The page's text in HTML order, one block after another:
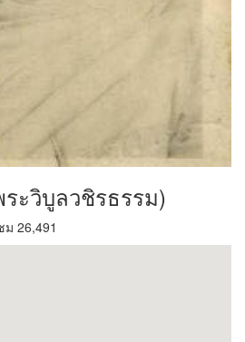
ะวิบูลวชิรธรรม)
ม 26,491